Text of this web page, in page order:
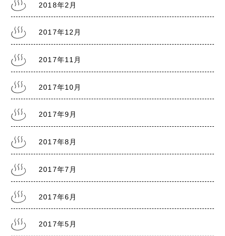
2018年2月
2017年12月
2017年11月
2017年10月
2017年9月
2017年8月
2017年7月
2017年6月
2017年5月